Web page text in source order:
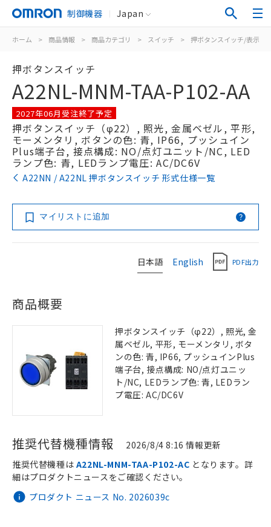
制御機器 Japan
ホーム > 商品情報 > 商品カテゴリ > スイッチ > 押ボタンスイッチ/表示灯
押ボタンスイッチ
A22NL-MNM-TAA-P102-AA
2027年06月受注終了予定
押ボタンスイッチ（φ22）, 照光, 金属ベゼル, 平形,
モーメンタリ, ボタンの色: 青, IP66, プッシュイン
Plus端子台, 接点構成: NO/点灯ユニット/NC, LED
ランプ色: 青, LEDランプ電圧: AC/DC6V
A22NN / A22NL 押ボタンスイッチ 形式仕様一覧
マイリストに追加
日本語 English PDF出力
商品概要
押ボタンスイッチ（φ22）, 照光, 金
属ベゼル, 平形, モーメンタリ, ボタ
ンの色: 青, IP66, プッシュインPlus
端子台, 接点構成: NO/点灯ユニッ
ト/NC, LEDランプ色: 青, LEDラン
プ電圧: AC/DC6V
推奨代替機種情報 2026/8/4 8:16 情報更新
プロダクト ニュース No. 2026039c
推奨代替機種は A22NL-MNM-TAA-P102-AC となります。詳
細はプロダクトニュースをご確認ください。